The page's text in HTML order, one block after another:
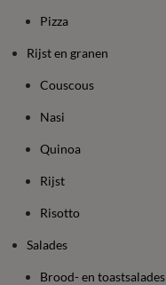
Pizza
Rijst en granen
Couscous
Nasi
Quinoa
Rijst
Risotto
Salades
Brood- en toastsalades